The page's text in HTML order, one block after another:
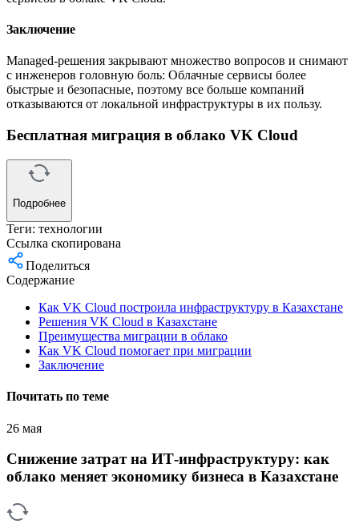
Заключение
Managed-решения закрывают множество вопросов и снимают
с инженеров головную боль: Облачные сервисы более
быстрые и безопасные, поэтому все больше компаний
отказываются от локальной инфраструктуры в их пользу.
Бесплатная миграция в облако VK Cloud
Подробнее
Теги: технологии
Ссылка скопирована
Поделиться
Содержание
Как VK Cloud построила инфраструктуру в Казахстане
Решения VK Cloud в Казахстане
Преимущества миграции в облако
Как VK Cloud помогает при миграции
Заключение
Почитать по теме
26 мая
Снижение затрат на ИТ-инфраструктуру: как
облако меняет экономику бизнеса в Казахстане